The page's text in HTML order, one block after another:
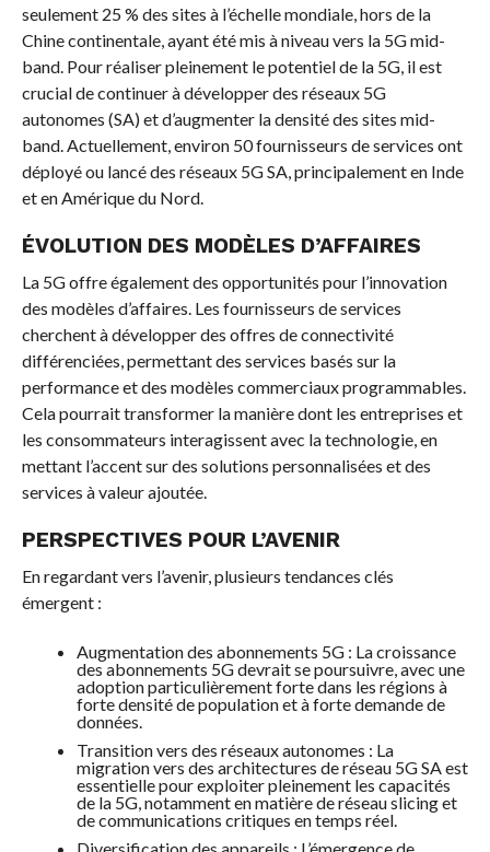
seulement 25 % des sites à l’échelle mondiale, hors de la
Chine continentale, ayant été mis à niveau vers la 5G mid-
band. Pour réaliser pleinement le potentiel de la 5G, il est
crucial de continuer à développer des réseaux 5G
autonomes (SA) et d’augmenter la densité des sites mid-
band. Actuellement, environ 50 fournisseurs de services ont
déployé ou lancé des réseaux 5G SA, principalement en Inde
et en Amérique du Nord.
ÉVOLUTION DES MODÈLES D’AFFAIRES
La 5G offre également des opportunités pour l’innovation
des modèles d’affaires. Les fournisseurs de services
cherchent à développer des offres de connectivité
différenciées, permettant des services basés sur la
performance et des modèles commerciaux programmables.
Cela pourrait transformer la manière dont les entreprises et
les consommateurs interagissent avec la technologie, en
mettant l’accent sur des solutions personnalisées et des
services à valeur ajoutée.
PERSPECTIVES POUR L’AVENIR
En regardant vers l’avenir, plusieurs tendances clés
émergent :
Augmentation des abonnements 5G : La croissance
des abonnements 5G devrait se poursuivre, avec une
adoption particulièrement forte dans les régions à
forte densité de population et à forte demande de
données.
Transition vers des réseaux autonomes : La
migration vers des architectures de réseau 5G SA est
essentielle pour exploiter pleinement les capacités
de la 5G, notamment en matière de réseau slicing et
de communications critiques en temps réel.